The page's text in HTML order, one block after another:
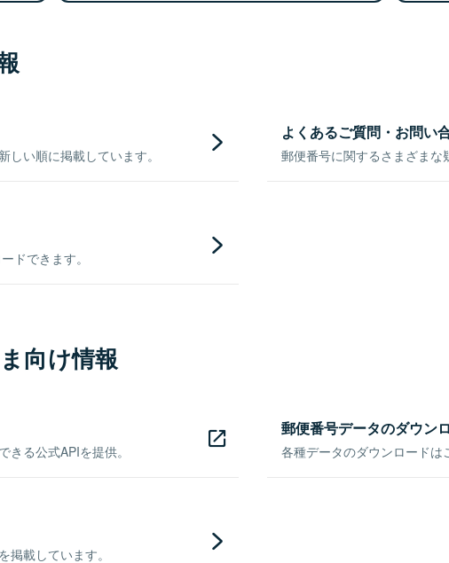
い順に掲載しています。
よくあるご質問・お問い
郵便番号に関するさまざまな
ドできます。
向け情報
る公式APIを提供。
郵便番号データのダウン
各種データのダウンロードは
載しています。